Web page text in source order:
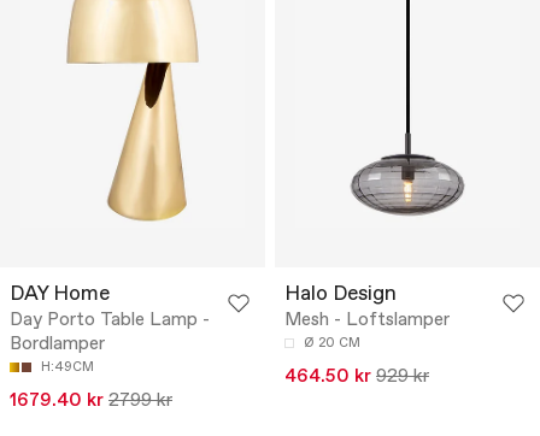
DAY Home
Day Porto Table Lamp -
Bordlamper
H:49CM
1679.40 kr 2799 kr
Halo Design
Mesh - Loftslamper
Ø 20 CM
464.50 kr 929 kr